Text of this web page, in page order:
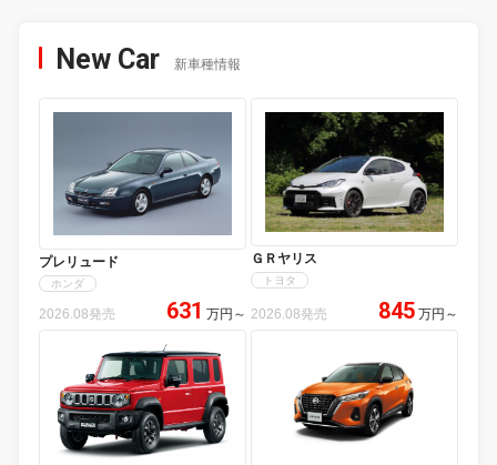
New Car 新車種情報
プレリュード
ホンダ
2026.08発売 631 万円 ～
ＧＲヤリス
トヨタ
2026.08発売 845 万円 ～